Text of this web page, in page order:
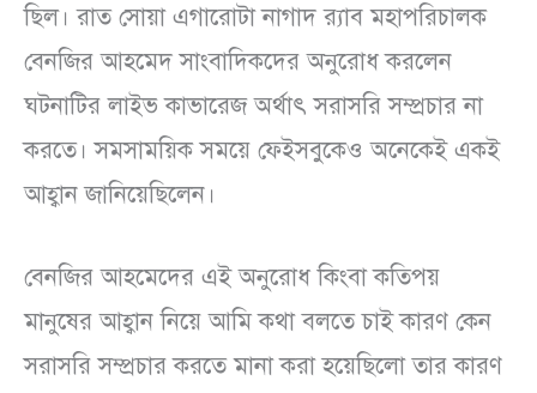
ছিল। রাত সোয়া এগারোটা নাগাদ র‍্যাব মহাপরিচালক
বেনজির আহমেদ সাংবাদিকদের অনুরোধ করলেন
ঘটনাটির লাইভ কাভারেজ অর্থাৎ সরাসরি সম্প্রচার না
করতে। সমসাময়িক সময়ে ফেইসবুকেও অনেকেই একই
আহ্বান জানিয়েছিলেন।
বেনজির আহমেদের এই অনুরোধ কিংবা কতিপয়
মানুষের আহ্বান নিয়ে আমি কথা বলতে চাই কারণ কেন
সরাসরি সম্প্রচার করতে মানা করা হয়েছিলো তার কারণ